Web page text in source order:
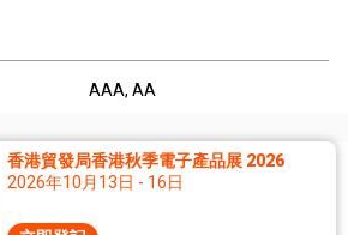
AAA, AA
香港貿發局香港秋季電子產品展 2026
2026年10月13日 - 16日